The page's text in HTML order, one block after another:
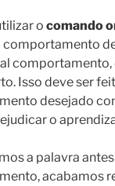
o comando
comportamento,
Isso deve ser
desejado
o
a palavra
acabamos